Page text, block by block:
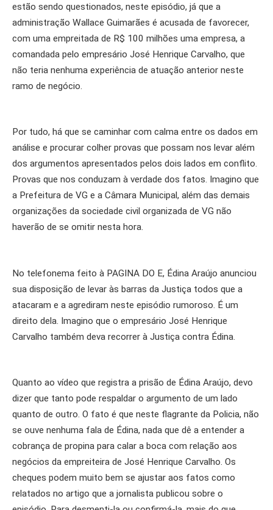
estão sendo questionados, neste episódio, já que a
administração Wallace Guimarães é acusada de favorecer,
com uma empreitada de R$ 100 milhões uma empresa, a
comandada pelo empresário José Henrique Carvalho, que
não teria nenhuma experiência de atuação anterior neste
ramo de negócio.
Por tudo, há que se caminhar com calma entre os dados em
análise e procurar colher provas que possam nos levar além
dos argumentos apresentados pelos dois lados em conflito.
Provas que nos conduzam à verdade dos fatos. Imagino que
a Prefeitura de VG e a Câmara Municipal, além das demais
organizações da sociedade civil organizada de VG não
haverão de se omitir nesta hora.
No telefonema feito à PAGINA DO E, Édina Araújo anunciou
sua disposição de levar às barras da Justiça todos que a
atacaram e a agrediram neste episódio rumoroso. É um
direito dela. Imagino que o empresário José Henrique
Carvalho também deva recorrer à Justiça contra Édina.
Quanto ao vídeo que registra a prisão de Édina Araújo, devo
dizer que tanto pode respaldar o argumento de um lado
quanto de outro. O fato é que neste flagrante da Policia, não
se ouve nenhuma fala de Édina, nada que dê a entender a
cobrança de propina para calar a boca com relação aos
negócios da empreiteira de José Henrique Carvalho. Os
cheques podem muito bem se ajustar aos fatos como
relatados no artigo que a jornalista publicou sobre o